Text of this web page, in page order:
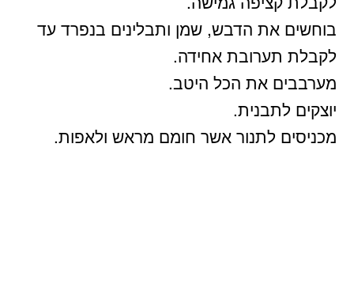
בוחשים את הדבש, שמן ותבלינים בנפרד עד
לקבלת תערובת אחידה.
מערבבים את הכל היטב.
יוצקים לתבנית.
מכניסים לתנור אשר חומם מראש ולאפות.